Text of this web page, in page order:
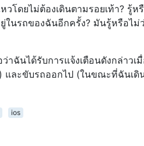
วโดยไม่ต้องเดินตามรอยเท้า? รู้
ในรถของฉันอีกครั้ง? มันรู้หรือไ
าฉันได้รับการแจ้งเตือนดังกล่าว
และขับรถออกไป (ในขณะที่ฉันเดิ
ios